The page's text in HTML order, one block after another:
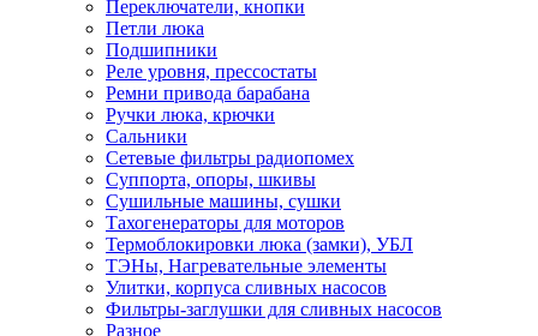
Переключатели, кнопки
Петли люка
Подшипники
Реле уровня, прессостаты
Ремни привода барабана
Ручки люка, крючки
Сальники
Сетевые фильтры радиопомех
Суппорта, опоры, шкивы
Сушильные машины, сушки
Тахогенераторы для моторов
Термоблокировки люка (замки), УБЛ
ТЭНы, Нагревательные элементы
Улитки, корпуса сливных насосов
Фильтры-заглушки для сливных насосов
Разное